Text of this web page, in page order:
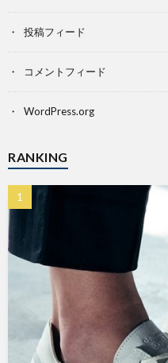
投稿フィード
コメントフィード
WordPress.org
RANKING